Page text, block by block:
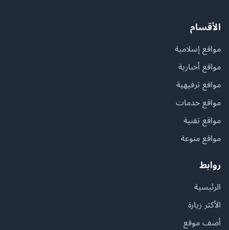
الأقسام
مواقع إسلامية
مواقع أخبارية
مواقع ترفيهية
مواقع خدمات
مواقع تقنية
مواقع منوعة
روابط
الرئيسية
الأكثر زيارة
أضف موقع